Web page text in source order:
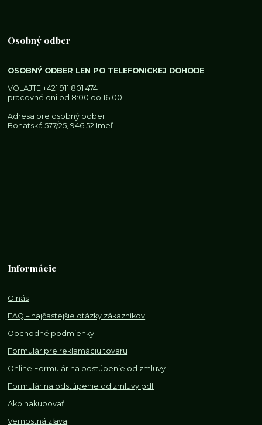
Osobný odber
OSOBNÝ ODBER LEN PO TELEFONICKEJ DOHODE
VOLAJTE+421 911 801 474
pracovné dni od 8:00 do 16:00
Adresa pre osobný odber:
Bohatská 577/25, 946 52 Imeľ
Informácie
O nás
FAQ – najčastejšie otázky zákazníkov
Obchodné podmienky
Formulár pre reklamáciu tovaru
Online Formulár na odstúpenie od zmluvy
Formulár na odstúpenie od zmluvy pdf
Ako nakupovať
Vernostná zľava